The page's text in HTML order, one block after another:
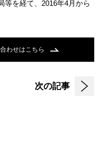
等を経て、2016年4月から
わせはこちら
次の記事